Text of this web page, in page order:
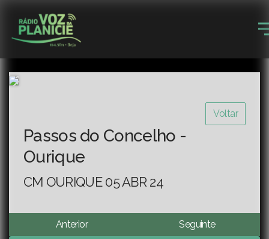
Voltar
Passos do Concelho -
Ourique
CM OURIQUE 05 ABR 24
Anterior Seguinte